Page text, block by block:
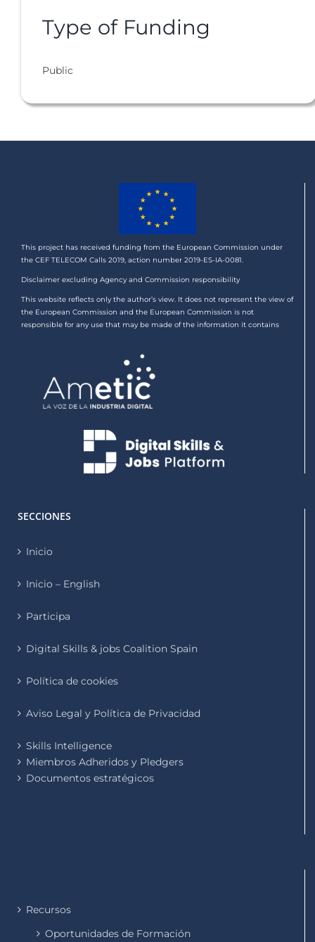
Type of Funding
Public
This project has received funding from the European Commission under
the CEF TELECOM Calls 2019, action number 2019-ES-IA-0081.
Disclaimer excluding Agency and Commission responsibility
This website reflects only the author’s view. It does not represent the view of
the European Commission and the European Commission is not
responsible for any use that may be made of the information it contains
SECCIONES
Inicio
Inicio – English
Participa
Digital Skills & jobs Coalition Spain
Política de cookies
Aviso Legal y Política de Privacidad
Skills Intelligence
Miembros Adheridos y Pledgers
Documentos estratégicos
Recursos
Oportunidades de Formación